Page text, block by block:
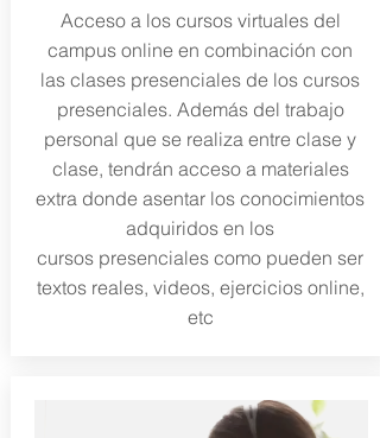
Acceso a los cursos virtuales del
campus online en combinación con
las clases presenciales de los cursos
presenciales. Además del trabajo
personal que se realiza entre clase y
clase, tendrán acceso a materiales
extra donde asentar los conocimientos
adquiridos en los
cursos presenciales como pueden ser
textos reales, videos, ejercicios online,
etc